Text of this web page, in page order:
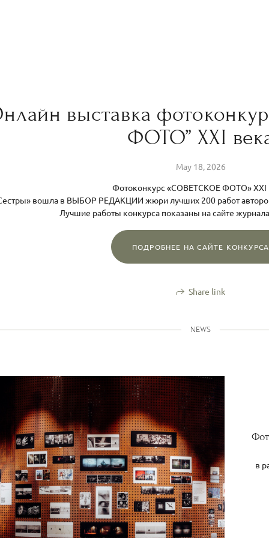
выставка
ФОТО” XXI
May 18, 2026
Фотоконкурс «СОВЕТСКОЕ ФОТО» XXI
вошла в ВЫБОР РЕДАКЦИИ жюри лучших 200 работ
Лучшие работы конкурса показаны на сайте
ПОДРОБНЕЕ НА САЙТЕ КОНКУРСА
Share link
NEWS
в